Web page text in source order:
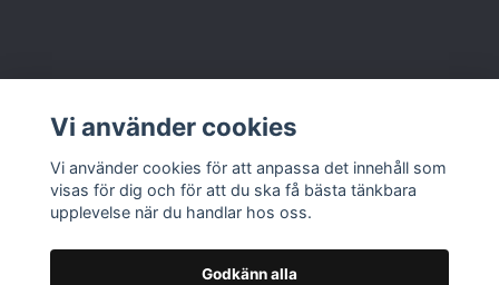
Läs mer
Vi använder cookies
Vi använder cookies för att anpassa det innehåll som
visas för dig och för att du ska få bästa tänkbara
upplevelse när du handlar hos oss.
Godkänn alla